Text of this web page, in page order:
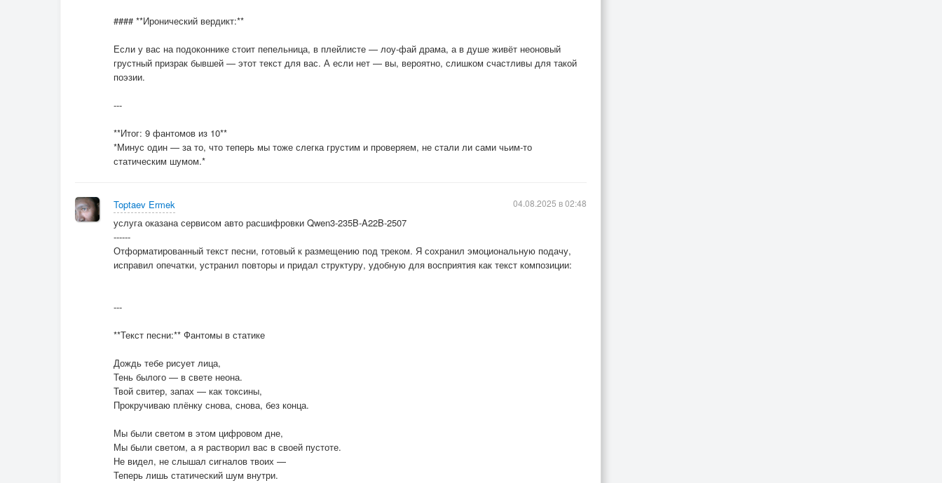
#### **Иронический вердикт:**
Если у вас на подоконнике стоит пепельница, в плейлисте — лоу-фай драма, а в душе живёт неоновый
грустный призрак бывшей — этот текст для вас. А если нет — вы, вероятно, слишком счастливы для такой
поэзии.
---
**Итог: 9 фантомов из 10**
*Минус один — за то, что теперь мы тоже слегка грустим и проверяем, не стали ли сами чьим-то
статическим шумом.*
Toptaev Ermek
услуга оказана сервисом авто расшифровки Qwen3-235B-A22B-2507
------
Отформатированный текст песни, готовый к размещению под треком. Я сохранил эмоциональную подачу,
исправил опечатки, устранил повторы и придал структуру, удобную для восприятия как текст композиции:
---
**Текст песни:** Фантомы в статике
Дождь тебе рисует лица,
Тень былого — в свете неона.
Твой свитер, запах — как токсины,
Прокручиваю плёнку снова, снова, без конца.
Мы были светом в этом цифровом дне,
Мы были светом, а я растворил вас в своей пустоте.
Не видел, не слышал сигналов твоих —
Теперь лишь статический шум внутри.
04.08.2025 в 02:48